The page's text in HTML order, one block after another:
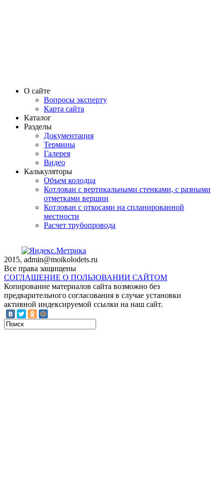
О сайте
Вопросы эксперту
Карта сайта
Каталог
Разделы
Документация
Термины
Галерея
Видео
Калькуляторы
Объем колодца
Котлован с вертикальными стенками, с разными
отметками вершин
Котлован с откосами на спланированной
местности
Расчет трубопровода
2015, admin@moikolodets.ru
Все права защищены
СОГЛАШЕНИЕ О ПОЛЬЗОВАНИИ САЙТОМ
Копирование материалов сайта возможно без
предварительного согласования в случае установки
активной индексируемой ссылки на наш сайт.